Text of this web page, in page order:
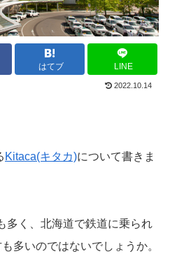
はてブ LINE
2022.10.14
Kitaca(キタカ)について書きま
多く、北海道で鉄道に乗られ
多いのではないでしょうか。